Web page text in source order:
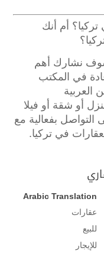
أم أنك
نشارك أهم
في المكتب
العربية
أو شقة أو فيلا
بفعالية مع
في تركيا.
Arabic Translation
عقارات
للبيع
للإيجار